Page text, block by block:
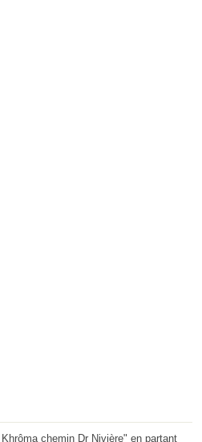
chemin Dr Nivière" en partant